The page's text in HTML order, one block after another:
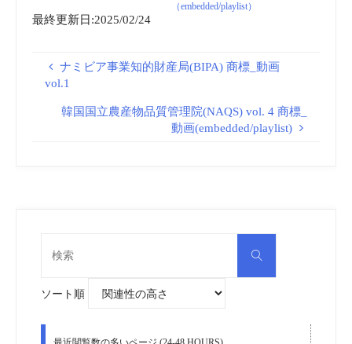
（embedded/playlist）
最終更新日:2025/02/24
ナミビア事業知的財産局(BIPA) 商標_動画
vol.1
韓国国立農産物品質管理院(NAQS) vol. 4 商標_
動画(embedded/playlist)
検
ソート順